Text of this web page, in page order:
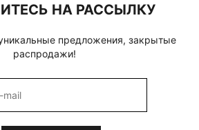
НА РАССЫЛКУ
предложения, закрытые
распродажи!